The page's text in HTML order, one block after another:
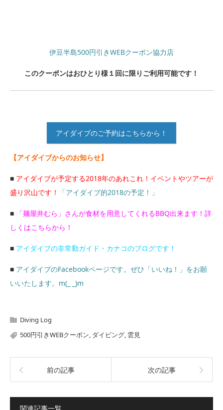
伊豆半島500円引きWEBクーポン協力店
このクーポンはおひとり様１回に限りご利用可能です！
アイダイブのご予約はこちらから！
【アイダイブからのお知らせ】
■ アイダイブが予定する2018年のあれこれ！イベントやツアーが
盛り沢山です！
「アイダイブ的2018の予定！」
■
「麺屋井むら」さんが食材を用意してくれるBBQ出来ます！詳
しくはこちらから！
■ アイダイブの非常勤ガイド・カナコのブログです！
■ アイダイブのFacebookページです。ぜひ「いいね！」をお願
いいたします。m(_ _)m
Diving Log
500円引きWEBクーポン, ダイビング, 雲見
前の記事 次の記事